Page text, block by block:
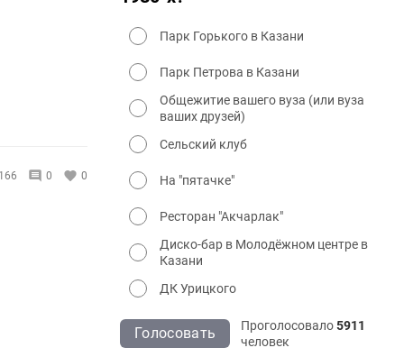
0 0
Парк Горького в Казани
Парк Петрова в Казани
Общежитие вашего вуза (или вуза
ваших друзей)
Сельский клуб
На "пятачке"
Ресторан "Акчарлак"
Диско-бар в Молодёжном центре в
Казани
ДК Урицкого
Голосовать Проголосовало5911
человек